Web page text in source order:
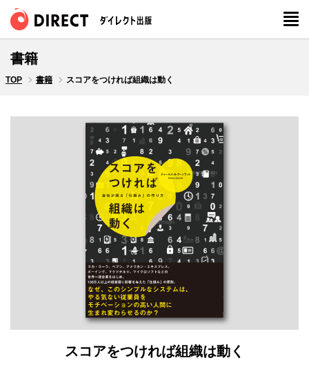
書籍
TOP 書籍 スコアをつければ組織は動く
スコアをつければ組織は動く